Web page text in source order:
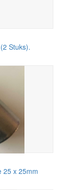
Stuks).
25 x 25mm